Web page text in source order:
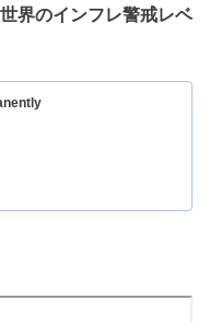
界のインフレ警戒レベ